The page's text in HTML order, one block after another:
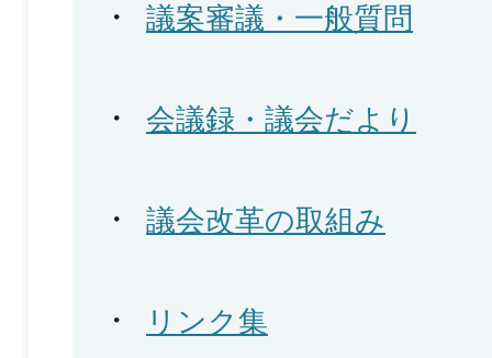
議案審議・一般質問
会議録・議会だより
議会改革の取組み
リンク集